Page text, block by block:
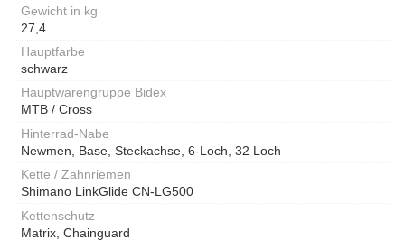
Gewicht in kg
27,4
Hauptfarbe
schwarz
Hauptwarengruppe Bidex
MTB / Cross
Hinterrad-Nabe
Newmen, Base, Steckachse, 6-Loch, 32 Loch
Kette / Zahnriemen
Shimano LinkGlide CN-LG500
Kettenschutz
Matrix, Chainguard